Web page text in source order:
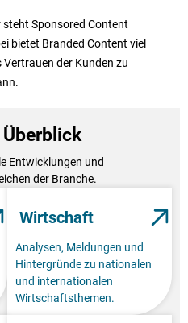
Sponsored Content
bietet Branded Content viel
der Kunden zu
Entwicklungen und
der Branche.
Wirtschaft
Analysen, Meldungen und
Hintergründe zu nationalen
und internationalen
Wirtschaftsthemen.